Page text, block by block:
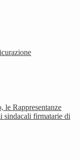
le Rappresentanze
sindacali firmatarie di